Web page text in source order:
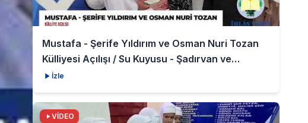
Mustafa - Şerife Yıldırım ve Osman Nuri Tozan
Külliyesi Açılışı / Su Kuyusu - Şadırvan ve
Medrese
İzle
VİDEO